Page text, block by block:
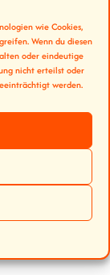
wie Cookies,
Wenn du diesen
oder eindeutige
nicht erteilst oder
werden.
§ 27 a